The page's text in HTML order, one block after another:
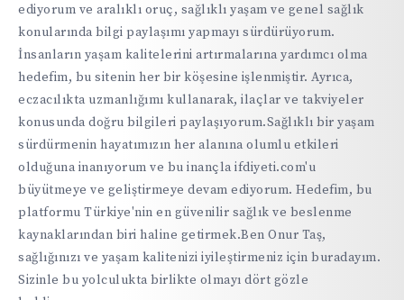
ediyorum ve aralıklı oruç, sağlıklı yaşam ve genel sağlık
konularında bilgi paylaşımı yapmayı sürdürüyorum.
İnsanların yaşam kalitelerini artırmalarına yardımcı olma
hedefim, bu sitenin her bir köşesine işlenmiştir. Ayrıca,
eczacılıkta uzmanlığımı kullanarak, ilaçlar ve takviyeler
konusunda doğru bilgileri paylaşıyorum.Sağlıklı bir yaşam
sürdürmenin hayatımızın her alanına olumlu etkileri
olduğuna inanıyorum ve bu inançla ifdiyeti.com'u
büyütmeye ve geliştirmeye devam ediyorum. Hedefim, bu
platformu Türkiye'nin en güvenilir sağlık ve beslenme
kaynaklarından biri haline getirmek.Ben Onur Taş,
sağlığınızı ve yaşam kalitenizi iyileştirmeniz için buradayım.
Sizinle bu yolculukta birlikte olmayı dört gözle